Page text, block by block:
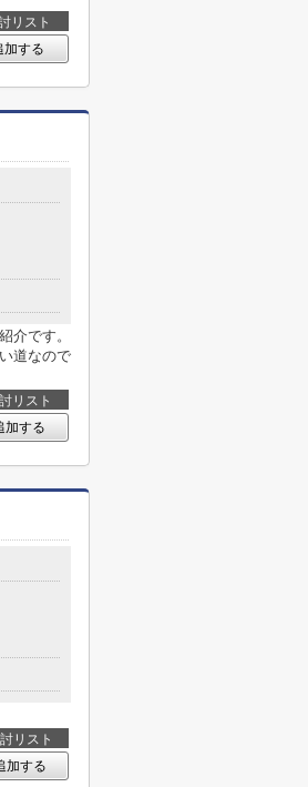
リスト
加する
介です。
道なので
リスト
加する
リスト
加する